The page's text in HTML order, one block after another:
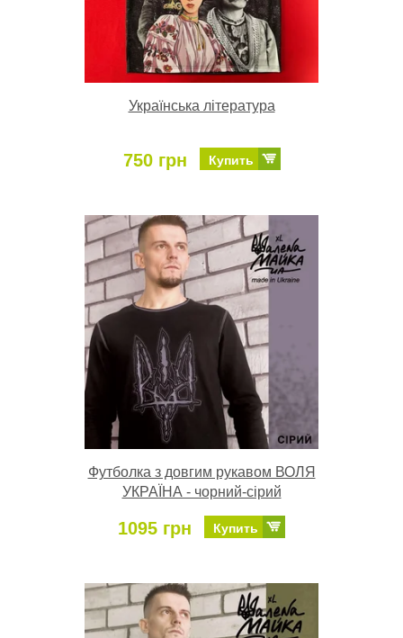
Українська література
750 грн Купить
Футболка з довгим рукавом ВОЛЯ
УКРАЇНА - чорний-сірий
1095 грн Купить